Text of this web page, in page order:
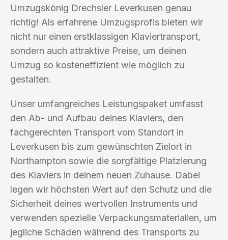
Umzugskönig Drechsler Leverkusen genau
richtig! Als erfahrene Umzugsprofis bieten wir
nicht nur einen erstklassigen Klaviertransport,
sondern auch attraktive Preise, um deinen
Umzug so kosteneffizient wie möglich zu
gestalten.
Unser umfangreiches Leistungspaket umfasst
den Ab- und Aufbau deines Klaviers, den
fachgerechten Transport vom Standort in
Leverkusen bis zum gewünschten Zielort in
Northampton sowie die sorgfältige Platzierung
des Klaviers in deinem neuen Zuhause. Dabei
legen wir höchsten Wert auf den Schutz und die
Sicherheit deines wertvollen Instruments und
verwenden spezielle Verpackungsmaterialien, um
jegliche Schäden während des Transports zu